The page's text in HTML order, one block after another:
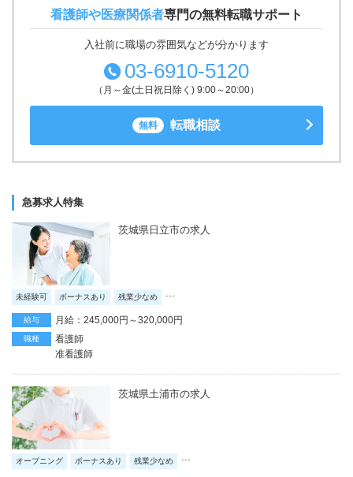
看護師や医療関係者専門の無料転職サポート
入社前に職場の雰囲気などが分かります
03-6910-5120
（月～金(土日祝日除く) 9:00～20:00）
無料 転職相談
急募求人特集
茨城県日立市の求人
未経験可 ボーナスあり 残業少なめ
給与 月給：245,000円～320,000円
職種
看護師
准看護師
茨城県土浦市の求人
オープニング ボーナスあり 残業少なめ